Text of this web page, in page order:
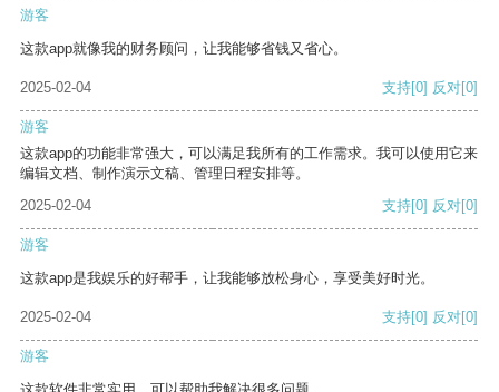
游客
这款app就像我的财务顾问，让我能够省钱又省心。
2025-02-04 支持[0] 反对[0]
游客
这款app的功能非常强大，可以满足我所有的工作需求。我可以使用它来
编辑文档、制作演示文稿、管理日程安排等。
2025-02-04
支持[0] 反对[0]
游客
这款app是我娱乐的好帮手，让我能够放松身心，享受美好时光。
2025-02-04 支持[0] 反对[0]
游客